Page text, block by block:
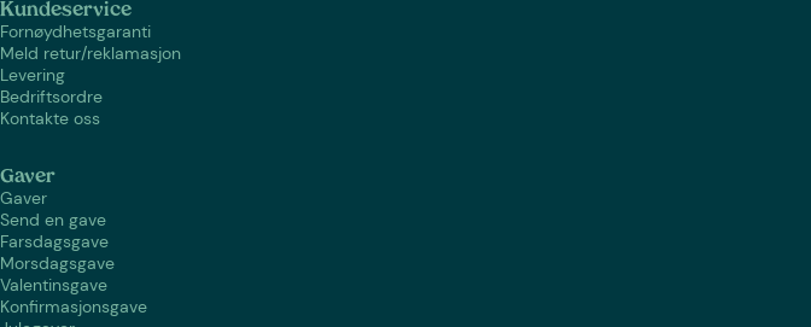
Kundeservice
Fornøydhetsgaranti
Meld retur/reklamasjon
Levering
Bedriftsordre
Kontakte oss
Gaver
Gaver
Send en gave
Farsdagsgave
Morsdagsgave
Valentinsgave
Konfirmasjonsgave